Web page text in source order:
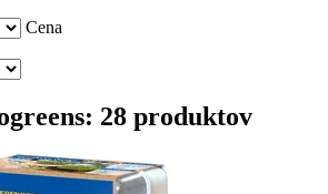
Cena
28 produktov